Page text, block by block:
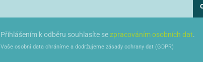
Přihlášením k odběru souhlasíte sezpracováním osobních dat.
Vaše osobní data chráníme a dodržujeme zásady ochrany dat (GDPR)